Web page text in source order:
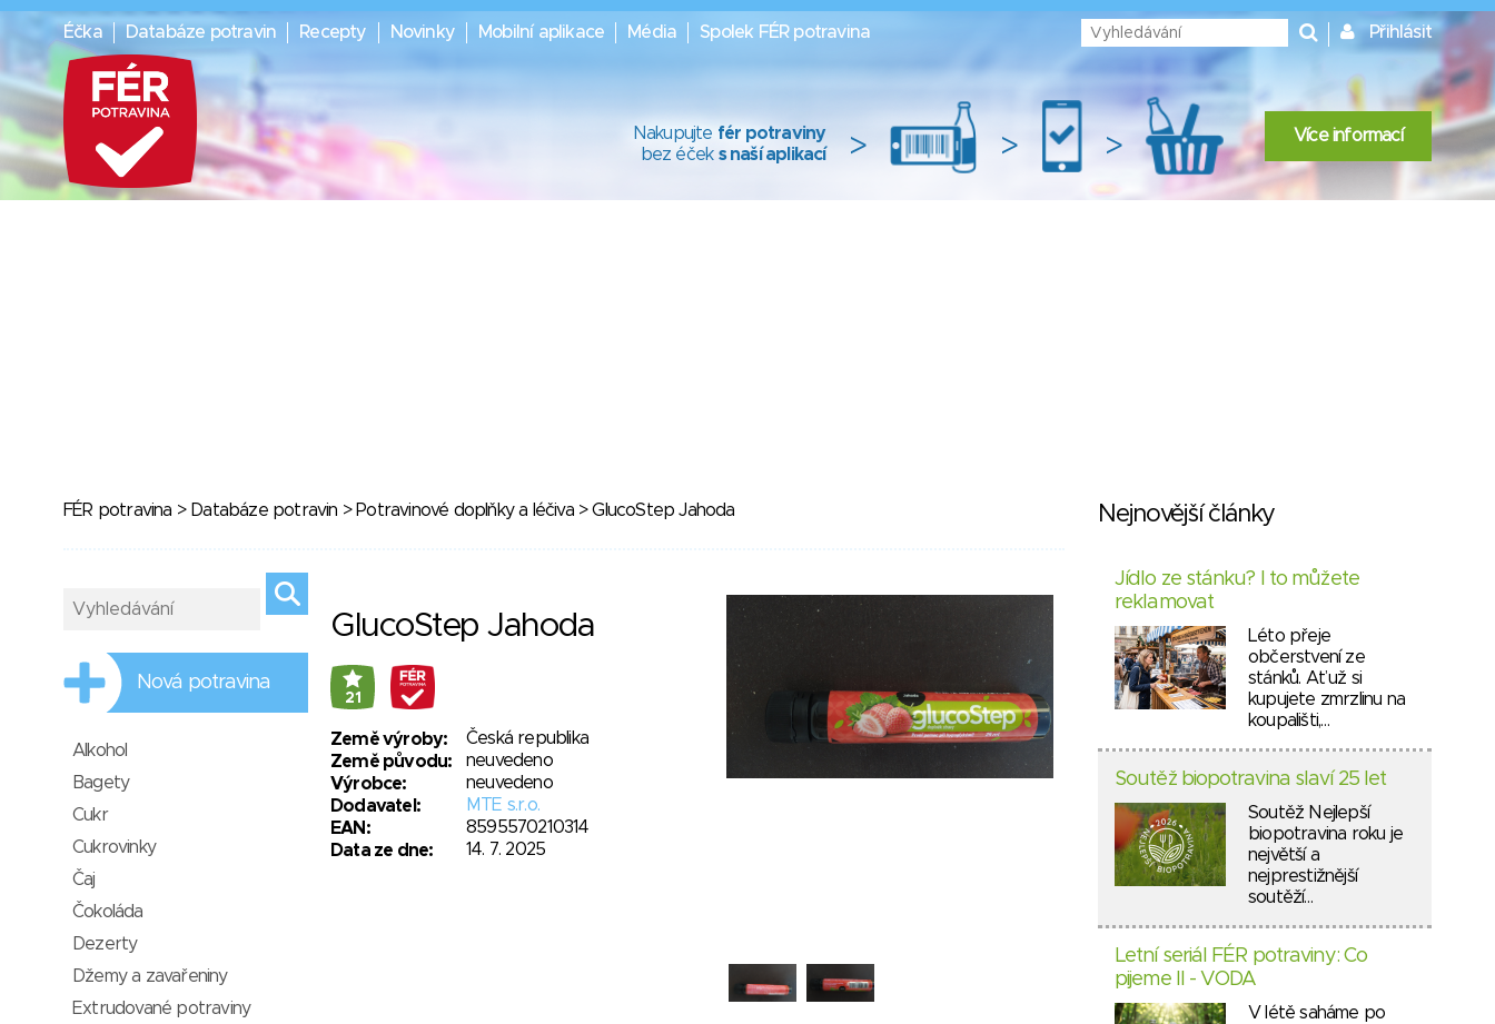
Éčka Databáze potravin Recepty Novinky Mobilní aplikace Média Spolek FÉR potravina Přihlásit
Nakupujte fér potraviny
bez éček s naší aplikací > > > Více informací
FÉR potravina > Databáze potravin > Potravinové doplňky a léčiva> GlucoStep Jahoda
GlucoStep Jahoda
21
Země výroby:
Česká republika
Země původu:
neuvedeno
Výrobce:
neuvedeno
Dodavatel:
MTE s.r.o.
EAN:
8595570210314
Data ze dne:
14. 7. 2025
Nová potravina
Alkohol
Bagety
Cukr
Cukrovinky
Čaj
Čokoláda
Dezerty
Džemy a zavařeniny
Extrudované potraviny
Nejnovější články
Jídlo ze stánku? I to můžete
reklamovat
Léto přeje
občerstvení ze
stánků. Ať už si
kupujete zmrzlinu na
koupališti,…
Soutěž biopotravina slaví 25 let
Soutěž Nejlepší
biopotravina roku je
největší a
nejprestižnější
soutěží…
Letní seriál FÉR potraviny: Co
pijeme II - VODA
V létě saháme po